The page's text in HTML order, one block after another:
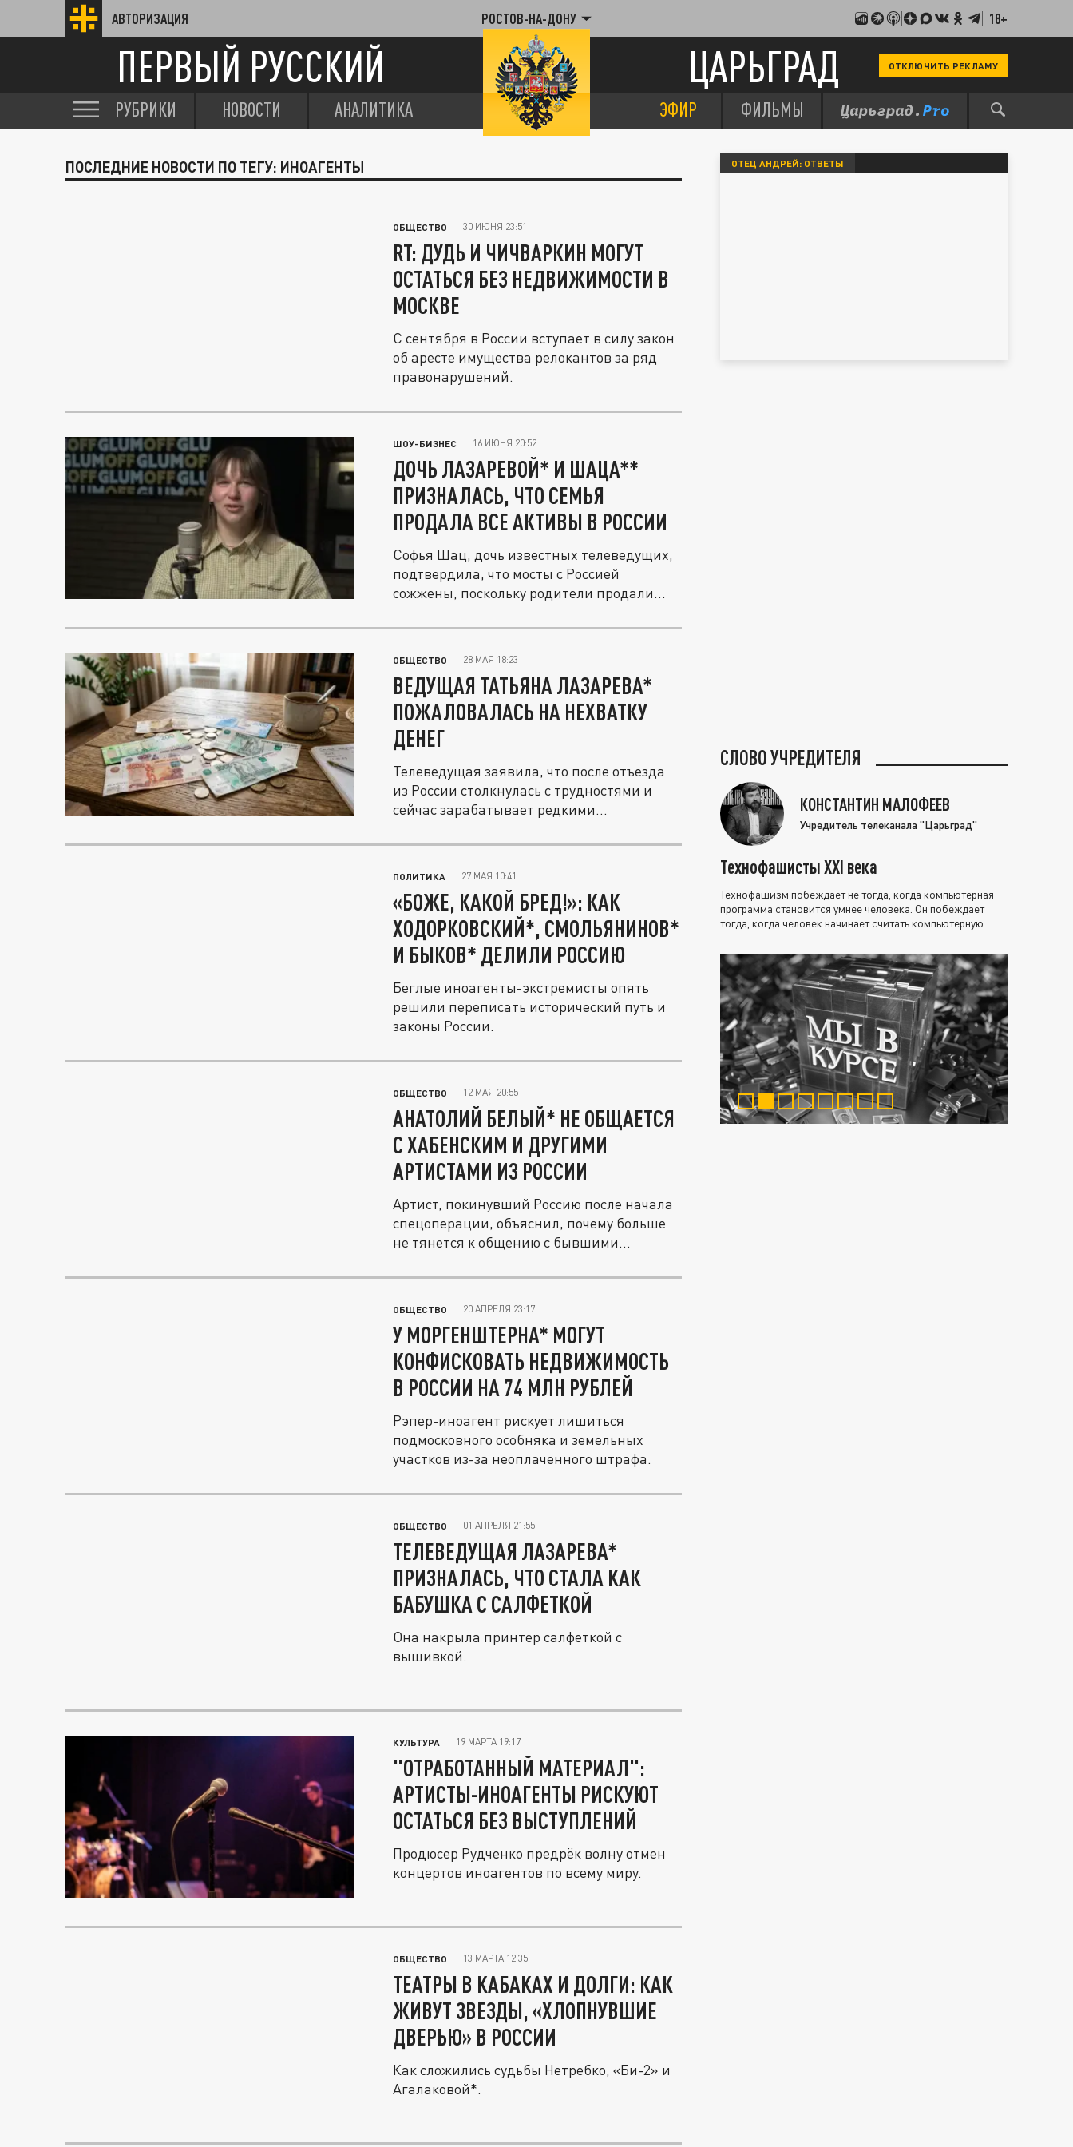
АВТОРИЗАЦИЯ РОСТОВ-НА-ДОНУ 18+
ПЕРВЫЙ РУССКИЙ ЦАРЬГРАД ОТКЛЮЧИТЬ РЕКЛАМУ
РУБРИКИ НОВОСТИ АНАЛИТИКА ЭФИР ФИЛЬМЫ
ПОСЛЕДНИЕ НОВОСТИ ПО ТЕГУ: ИНОАГЕНТЫ
ОБЩЕСТВО 30 ИЮНЯ 23:51
RT: ДУДЬ И ЧИЧВАРКИН МОГУТ
ОСТАТЬСЯ БЕЗ НЕДВИЖИМОСТИ В
МОСКВЕ
С сентября в России вступает в силу закон
об аресте имущества релокантов за ряд
правонарушений.
ШОУ-БИЗНЕС 16 ИЮНЯ 20:52
ДОЧЬ ЛАЗАРЕВОЙ* И ШАЦА**
ПРИЗНАЛАСЬ, ЧТО СЕМЬЯ
ПРОДАЛА ВСЕ АКТИВЫ В РОССИИ
Софья Шац, дочь известных телеведущих,
подтвердила, что мосты с Россией
сожжены, поскольку родители продали...
ОБЩЕСТВО 28 МАЯ 18:23
ВЕДУЩАЯ ТАТЬЯНА ЛАЗАРЕВА*
ПОЖАЛОВАЛАСЬ НА НЕХВАТКУ
ДЕНЕГ
Телеведущая заявила, что после отъезда
из России столкнулась с трудностями и
сейчас зарабатывает редкими...
ПОЛИТИКА 27 МАЯ 10:41
«БОЖЕ, КАКОЙ БРЕД!»: КАК
ХОДОРКОВСКИЙ*, СМОЛЬЯНИНОВ*
И БЫКОВ* ДЕЛИЛИ РОССИЮ
Беглые иноагенты-экстремисты опять
решили переписать исторический путь и
законы России.
ОБЩЕСТВО 12 МАЯ 20:55
АНАТОЛИЙ БЕЛЫЙ* НЕ ОБЩАЕТСЯ
С ХАБЕНСКИМ И ДРУГИМИ
АРТИСТАМИ ИЗ РОССИИ
Артист, покинувший Россию после начала
спецоперации, объяснил, почему больше
не тянется к общению с бывшими...
ОБЩЕСТВО 20 АПРЕЛЯ 23:17
У МОРГЕНШТЕРНА* МОГУТ
КОНФИСКОВАТЬ НЕДВИЖИМОСТЬ
В РОССИИ НА 74 МЛН РУБЛЕЙ
Рэпер-иноагент рискует лишиться
подмосковного особняка и земельных
участков из-за неоплаченного штрафа.
ОБЩЕСТВО 01 АПРЕЛЯ 21:55
ТЕЛЕВЕДУЩАЯ ЛАЗАРЕВА*
ПРИЗНАЛАСЬ, ЧТО СТАЛА КАК
БАБУШКА С САЛФЕТКОЙ
Она накрыла принтер салфеткой с
вышивкой.
КУЛЬТУРА 19 МАРТА 19:17
"ОТРАБОТАННЫЙ МАТЕРИАЛ":
АРТИСТЫ-ИНОАГЕНТЫ РИСКУЮТ
ОСТАТЬСЯ БЕЗ ВЫСТУПЛЕНИЙ
Продюсер Рудченко предрёк волну отмен
концертов иноагентов по всему миру.
ОБЩЕСТВО 13 МАРТА 12:35
ТЕАТРЫ В КАБАКАХ И ДОЛГИ: КАК
ЖИВУТ ЗВЕЗДЫ, «ХЛОПНУВШИЕ
ДВЕРЬЮ» В РОССИИ
Как сложились судьбы Нетребко, «Би-2» и
Агалаковой*.
ОТЕЦ АНДРЕЙ: ОТВЕТЫ
СЛОВО УЧРЕДИТЕЛЯ
КОНСТАНТИН МАЛОФЕЕВ
Учредитель телеканала "Царьград"
Технофашисты XXI века
Технофашизм побеждает не тогда, когда компьютерная
программа становится умнее человека. Он побеждает
тогда, когда человек начинает считать компьютерную